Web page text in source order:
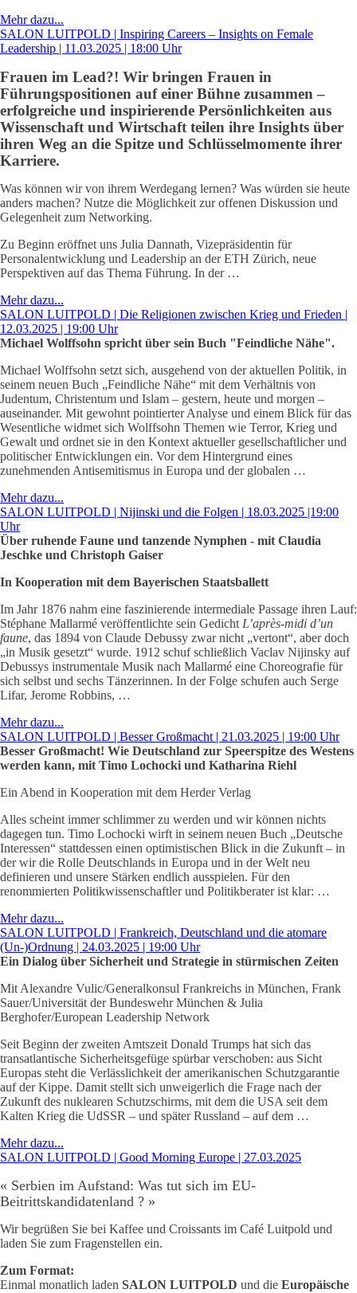
Mehr dazu...
SALON LUITPOLD | Inspiring Careers – Insights on Female
Leadership | 11.03.2025 | 18:00 Uhr
Frauen im Lead?! Wir bringen Frauen in
Führungspositionen auf einer Bühne zusammen –
erfolgreiche und inspirierende Persönlichkeiten aus
Wissenschaft und Wirtschaft teilen ihre Insights über
ihren Weg an die Spitze und Schlüsselmomente ihrer
Karriere.
Was können wir von ihrem Werdegang lernen? Was würden sie heute
anders machen? Nutze die Möglichkeit zur offenen Diskussion und
Gelegenheit zum Networking.
Zu Beginn eröffnet uns Julia Dannath, Vizepräsidentin für
Personalentwicklung und Leadership an der ETH Zürich, neue
Perspektiven auf das Thema Führung. In der …
Mehr dazu...
SALON LUITPOLD | Die Religionen zwischen Krieg und Frieden |
12.03.2025 | 19:00 Uhr
Michael Wolffsohn spricht über sein Buch "Feindliche Nähe".
Michael Wolffsohn setzt sich, ausgehend von der aktuellen Politik, in
seinem neuen Buch „Feindliche Nähe“ mit dem Verhältnis von
Judentum, Christentum und Islam – gestern, heute und morgen –
auseinander. Mit gewohnt pointierter Analyse und einem Blick für das
Wesentliche widmet sich Wolffsohn Themen wie Terror, Krieg und
Gewalt und ordnet sie in den Kontext aktueller gesellschaftlicher und
politischer Entwicklungen ein. Vor dem Hintergrund eines
zunehmenden Antisemitismus in Europa und der globalen …
Mehr dazu...
SALON LUITPOLD | Nijinski und die Folgen | 18.03.2025 |19:00
Uhr
Über ruhende Faune und tanzende Nymphen - mit Claudia
Jeschke und Christoph Gaiser
In Kooperation mit dem Bayerischen Staatsballett
Im Jahr 1876 nahm eine faszinierende intermediale Passage ihren Lauf:
Stéphane Mallarmé veröffentlichte sein Gedicht L’après-midi d’un
faune, das 1894 von Claude Debussy zwar nicht „vertont“, aber doch
„in Musik gesetzt“ wurde. 1912 schuf schließlich Vaclav Nijinsky auf
Debussys instrumentale Musik nach Mallarmé eine Choreografie für
sich selbst und sechs Tänzerinnen. In der Folge schufen auch Serge
Lifar, Jerome Robbins, …
Mehr dazu...
SALON LUITPOLD | Besser Großmacht | 21.03.2025 | 19:00 Uhr
Besser Großmacht! Wie Deutschland zur Speerspitze des Westens
werden kann, mit Timo Lochocki und Katharina Riehl
Ein Abend in Kooperation mit dem Herder Verlag
Alles scheint immer schlimmer zu werden und wir können nichts
dagegen tun. Timo Lochocki wirft in seinem neuen Buch „Deutsche
Interessen“ stattdessen einen optimistischen Blick in die Zukunft – in
der wir die Rolle Deutschlands in Europa und in der Welt neu
definieren und unsere Stärken endlich ausspielen. Für den
renommierten Politikwissenschaftler und Politikberater ist klar: …
Mehr dazu...
SALON LUITPOLD | Frankreich, Deutschland und die atomare
(Un-)Ordnung | 24.03.2025 | 19:00 Uhr
Ein Dialog über Sicherheit und Strategie in stürmischen Zeiten
Mit Alexandre Vulic/Generalkonsul Frankreichs in München, Frank
Sauer/Universität der Bundeswehr München & Julia
Berghofer/European Leadership Network
Seit Beginn der zweiten Amtszeit Donald Trumps hat sich das
transatlantische Sicherheitsgefüge spürbar verschoben: aus Sicht
Europas steht die Verlässlichkeit der amerikanischen Schutzgarantie
auf der Kippe. Damit stellt sich unweigerlich die Frage nach der
Zukunft des nuklearen Schutzschirms, mit dem die USA seit dem
Kalten Krieg die UdSSR – und später Russland – auf dem …
Mehr dazu...
SALON LUITPOLD | Good Morning Europe | 27.03.2025
« Serbien im Aufstand: Was tut sich im EU-
Beitrittskandidatenland ? »
Wir begrüßen Sie bei Kaffee und Croissants im Café Luitpold und
laden Sie zum Fragenstellen ein.
Zum Format:
Einmal monatlich laden SALON LUITPOLD und die Europäische